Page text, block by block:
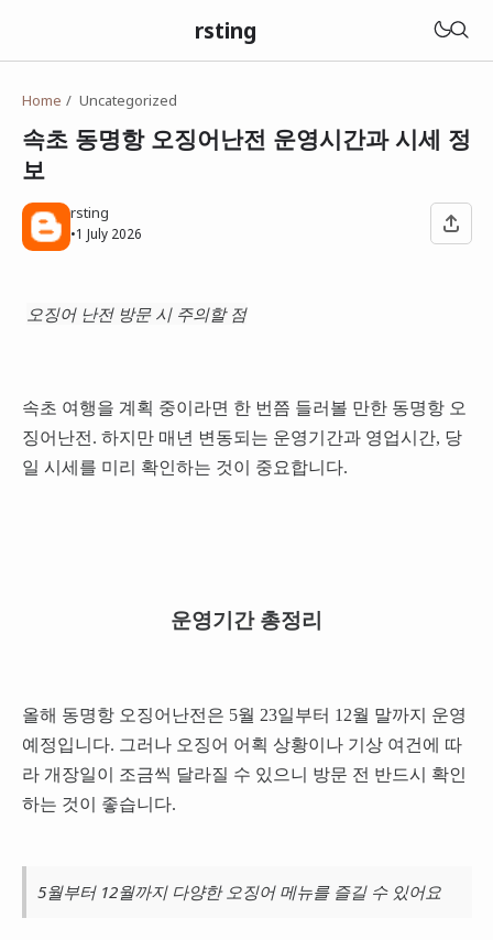
rsting
Home Uncategorized
속초 동명항 오징어난전 운영시간과 시세 정
보
rsting
•1 July 2026
오징어 난전 방문 시 주의할 점
속초 여행을 계획 중이라면 한 번쯤 들러볼 만한 동명항 오
징어난전. 하지만 매년 변동되는 운영기간과 영업시간, 당
일 시세를 미리 확인하는 것이 중요합니다.
운영기간 총정리
올해 동명항 오징어난전은 5월 23일부터 12월 말까지 운영
예정입니다. 그러나 오징어 어획 상황이나 기상 여건에 따
라 개장일이 조금씩 달라질 수 있으니 방문 전 반드시 확인
하는 것이 좋습니다.
5월부터 12월까지 다양한 오징어 메뉴를 즐길 수 있어요